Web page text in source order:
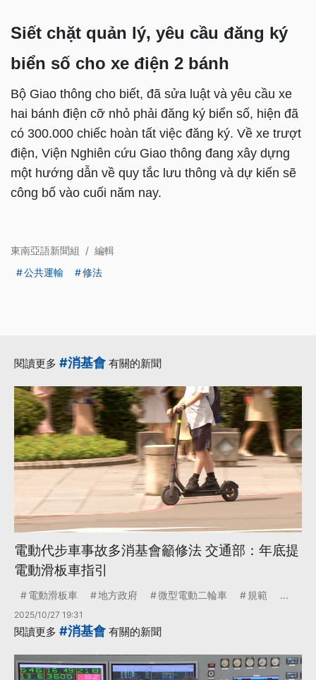
Siết chặt quản lý, yêu cầu đăng ký
biển số cho xe điện 2 bánh
Bộ Giao thông cho biết, đã sửa luật và yêu cầu xe
hai bánh điện cỡ nhỏ phải đăng ký biển số, hiện đã
có 300.000 chiếc hoàn tất việc đăng ký. Về xe trượt
điện, Viện Nghiên cứu Giao thông đang xây dựng
một hướng dẫn về quy tắc lưu thông và dự kiến sẽ
công bố vào cuối năm nay.
東南亞語新聞組 / 編輯
公共運輸
修法
閱讀更多 #消基會 有關的新聞
電動代步車事故多消基會籲修法 交通部：年底提
電動滑板車指引
電動滑板車 地方政府 微型電動二輪車 規範 ...
2025/10/27 19:31
閱讀更多 #消基會 有關的新聞